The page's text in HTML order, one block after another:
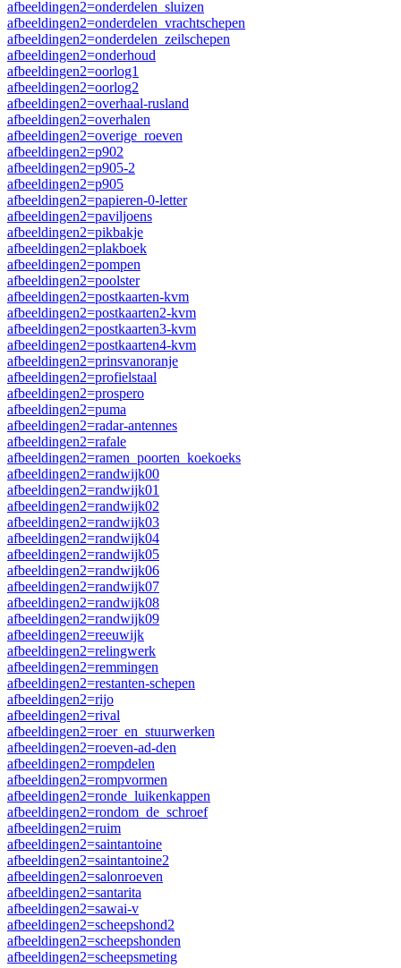
afbeeldingen2=onderdelen_sluizen
afbeeldingen2=onderdelen_vrachtschepen
afbeeldingen2=onderdelen_zeilschepen
afbeeldingen2=onderhoud
afbeeldingen2=oorlog1
afbeeldingen2=oorlog2
afbeeldingen2=overhaal-rusland
afbeeldingen2=overhalen
afbeeldingen2=overige_roeven
afbeeldingen2=p902
afbeeldingen2=p905-2
afbeeldingen2=p905
afbeeldingen2=papieren-0-letter
afbeeldingen2=paviljoens
afbeeldingen2=pikbakje
afbeeldingen2=plakboek
afbeeldingen2=pompen
afbeeldingen2=poolster
afbeeldingen2=postkaarten-kvm
afbeeldingen2=postkaarten2-kvm
afbeeldingen2=postkaarten3-kvm
afbeeldingen2=postkaarten4-kvm
afbeeldingen2=prinsvanoranje
afbeeldingen2=profielstaal
afbeeldingen2=prospero
afbeeldingen2=puma
afbeeldingen2=radar-antennes
afbeeldingen2=rafale
afbeeldingen2=ramen_poorten_koekoeks
afbeeldingen2=randwijk00
afbeeldingen2=randwijk01
afbeeldingen2=randwijk02
afbeeldingen2=randwijk03
afbeeldingen2=randwijk04
afbeeldingen2=randwijk05
afbeeldingen2=randwijk06
afbeeldingen2=randwijk07
afbeeldingen2=randwijk08
afbeeldingen2=randwijk09
afbeeldingen2=reeuwijk
afbeeldingen2=relingwerk
afbeeldingen2=remmingen
afbeeldingen2=restanten-schepen
afbeeldingen2=rijo
afbeeldingen2=rival
afbeeldingen2=roer_en_stuurwerken
afbeeldingen2=roeven-ad-den
afbeeldingen2=rompdelen
afbeeldingen2=rompvormen
afbeeldingen2=ronde_luikenkappen
afbeeldingen2=rondom_de_schroef
afbeeldingen2=ruim
afbeeldingen2=saintantoine
afbeeldingen2=saintantoine2
afbeeldingen2=salonroeven
afbeeldingen2=santarita
afbeeldingen2=sawai-v
afbeeldingen2=scheepshond2
afbeeldingen2=scheepshonden
afbeeldingen2=scheepsmeting